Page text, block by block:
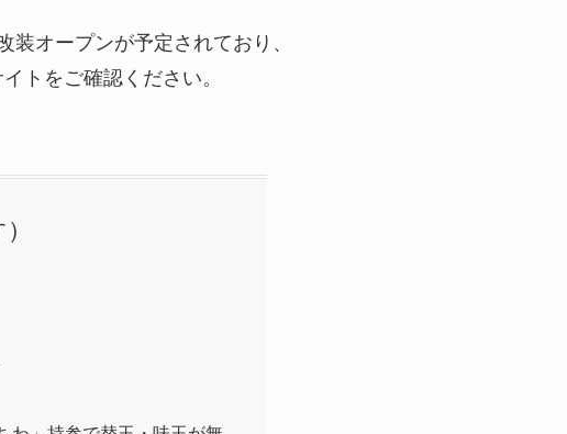
オープンが予定されており、
トをご確認ください。